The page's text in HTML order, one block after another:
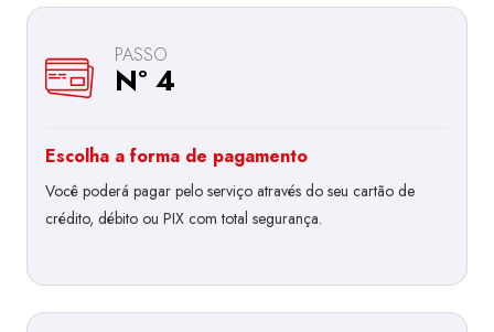
PASSO
Nº 4
Escolha a forma de pagamento
Você poderá pagar pelo serviço através do seu cartão de
crédito, débito ou PIX com total segurança.